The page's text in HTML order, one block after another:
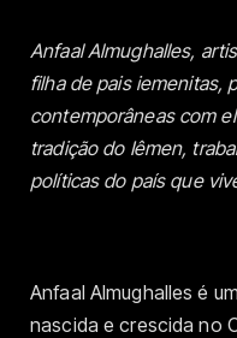
Anfaal Almughalles,
filha de pais iemenitas,
contemporâneas com
tradição do Iêmen,
políticas do país que
Anfaal Almughalles é
nascida e crescida no